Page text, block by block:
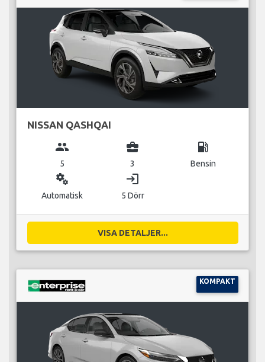
NISSAN QASHQAI
group
5
business_center
3
local_gas_station
Bensin
miscellaneous_services
Automatisk
login
5 Dörr
VISA DETALJER...
KOMPAKT